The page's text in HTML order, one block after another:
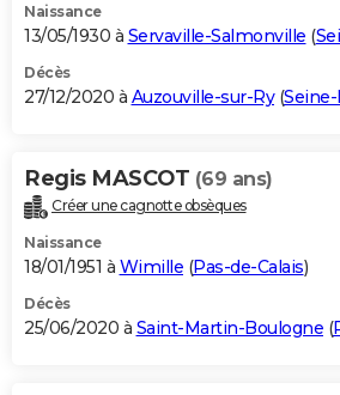
Naissance
13/05/1930 à Servaville-Salmonville (
Décès
27/12/2020 à Auzouville-sur-Ry(
Regis MASCOT (69 ans)
Créer une cagnotte obsèques
Naissance
18/01/1951 à Wimille (Pas-de-Calais)
Décès
25/06/2020 à Saint-Martin-Boulogne (